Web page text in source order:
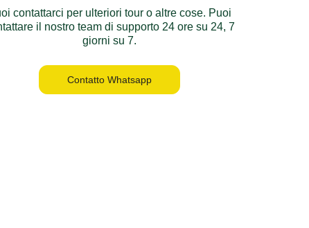
contattarci per ulteriori tour o altre cose. Puoi
il nostro team di supporto 24 ore su 24, 7
giorni su 7.
Contatto Whatsapp